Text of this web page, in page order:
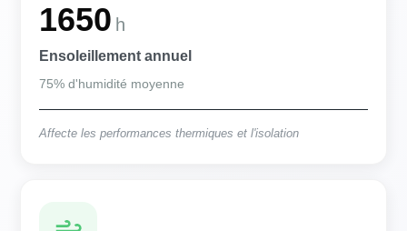
1650 h
Ensoleillement annuel
75% d'humidité moyenne
Affecte les performances thermiques et l'isolation